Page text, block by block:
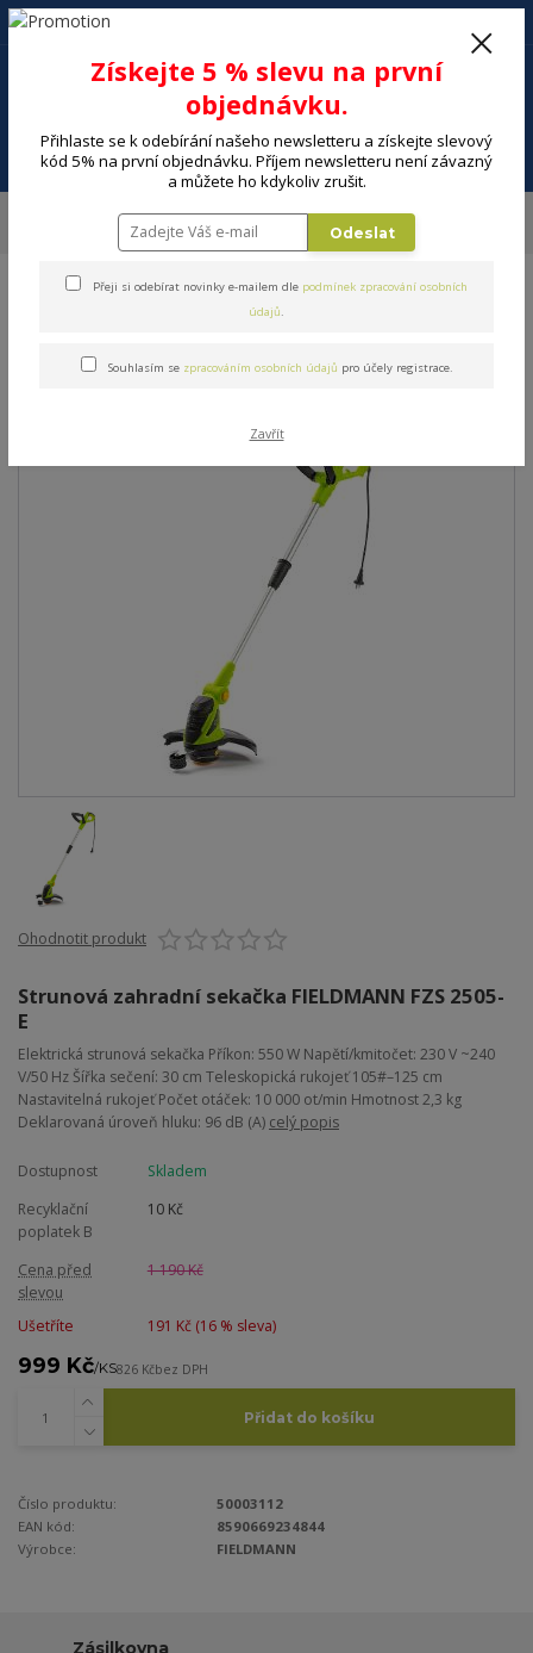
Menu
+420 602 494 600
Strunová zahradní sekačka FIELDMANN FZS 2505-E
Strunová zahradní sekačka
FIELDMANN FZS 2505-E
Ohodnotit produkt
Strunová zahradní sekačka FIELDMANN FZS 2505-
E
Elektrická strunová sekačka Příkon: 550 W Napětí/kmitočet: 230 V ~240
V/50 Hz Šířka sečení: 30 cm Teleskopická rukojeť 105#–125 cm
Nastavitelná rukojeť Počet otáček: 10 000 ot/min Hmotnost 2,3 kg
Deklarovaná úroveň hluku: 96 dB (A) celý popis
Dostupnost
Skladem
Recyklační
poplatek B
10 Kč
Cena před
slevou
1 190 Kč
Ušetříte 191 Kč (16% sleva)
999 Kč/KS826 Kčbez DPH
Přidat do košíku
Číslo produktu:
50003112
EAN kód:
8590669234844
Výrobce:
FIELDMANN
Zásilkovna
Získejte 5 % slevu na první
objednávku.
Přihlaste se k odebírání našeho newsletteru a získejte slevový
kód 5% na první objednávku. Příjem newsletteru není závazný
a můžete ho kdykoliv zrušit.
Odeslat
Přeji si odebírat novinky e-mailem dle podmínek zpracování osobních
údajů.
Souhlasím se zpracováním osobních údajů pro účely registrace.
Zavřít